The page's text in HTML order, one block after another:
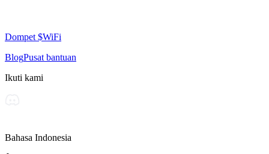
Dompet $WiFi
BlogPusat bantuan
Ikuti kami
Bahasa Indonesia